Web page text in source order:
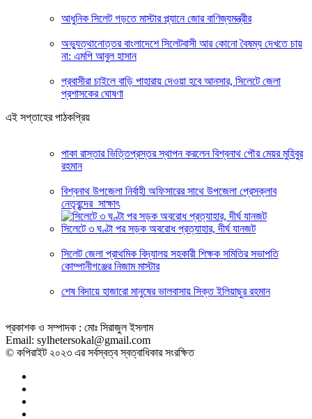
আধুনিক সিলেট গড়তে মাস্টার প্ল্যানে জোর বাণিজ্যমন্ত্রীর
অভ্যুত্থানোত্তর বাংলাদেশে সিলেটবাসী আর কোনো বৈষম্য দেখতে চায়
না: এমপি আবুল হাসান
প্রবাসীরা চাইলে বাড়ি পাহারায় দেওয়া হবে আনসার, সিলেটে জেলা
প্রশাসকের ঘোষণা
এই সপ্তাহের পাঠকপ্রিয়
পাকা রাস্তার ভিত্তিপ্রস্তর স্থাপন করলেন বিশ্বনাথ পৌর মেয়র মুহিবুর
রহমান
বিশ্বনাথ উপজেলা নির্বাহী অফিসারের সাথে উপজেলা প্রেসক্লাব
নেতৃবৃন্দের সাক্ষাৎ
সিলেটে ৩ ঘণ্টা পর সড়ক অবরোধ প্রত্যাহার, দীর্ঘ যানজট
সিলেট জেলা প্রাথমিক বিদ্যালয় সহকারী শিক্ষক সমিতির সভাপতি
কোম্পানীগঞ্জের নিজাম মাস্টার
শেষ বিদায়ে হাজারো মানুষের ভালবাসায় সিক্ত ইলিয়াছুর রহমান
প্রকাশক ও সম্পাদক : মোঃ সিরাজুল ইসলাম
Email: sylhetersokal@gmail.com
© কপিরাইট ২০২৩ এর সর্বস্বত্ব স্বত্বাধিকার সংরক্ষিত